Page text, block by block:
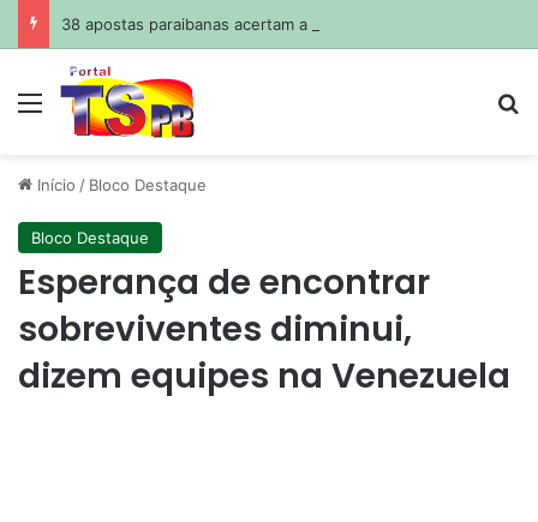
38 apostas paraibanas acertam a quadra da Mega-Sena
Menu
Início / Bloco Destaque
Bloco Destaque
Esperança de encontrar
sobreviventes diminui,
dizem equipes na Venezuela